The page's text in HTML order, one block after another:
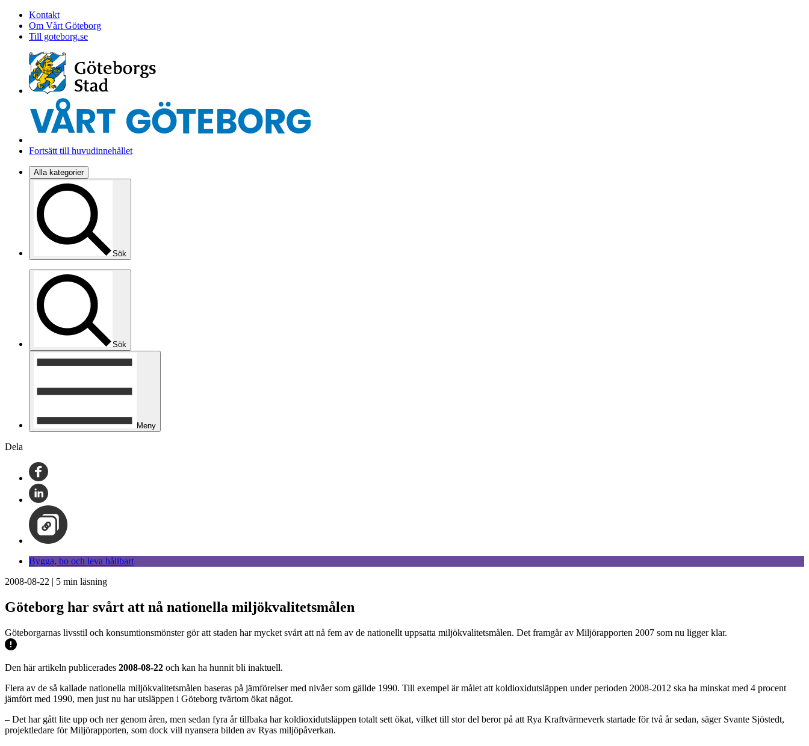
Kontakt
Om Vårt Göteborg
Till goteborg.se
Fortsätt till huvudinnehållet
Alla kategorier
Sök
Sök
Meny
Dela
Bygga, bo och leva hållbart
2008-08-22 | 5 min läsning
Göteborg har svårt att nå nationella miljökvalitetsmålen
Göteborgarnas livsstil och konsumtionsmönster gör att staden har mycket svårt att nå fem av de nationellt uppsatta miljökvalitetsmålen. Det framgår av Miljörapporten 2007 som nu ligger klar.
Den här artikeln publicerades 2008-08-22 och kan ha hunnit bli inaktuell.
Flera av de så kallade nationella miljökvalitetsmålen baseras på jämförelser med nivåer som gällde 1990. Till exempel är målet att koldioxidutsläppen under perioden 2008-2012 ska ha minskat med 4 procent
jämfört med 1990, men just nu har utsläppen i Göteborg tvärtom ökat något.
– Det har gått lite upp och ner genom åren, men sedan fyra år tillbaka har koldioxidutsläppen totalt sett ökat, vilket till stor del beror på att Rya Kraftvärmeverk startade för två år sedan, säger Svante Sjöstedt,
projektledare för Miljörapporten, som dock vill nyansera bilden av Ryas miljöpåverkan.